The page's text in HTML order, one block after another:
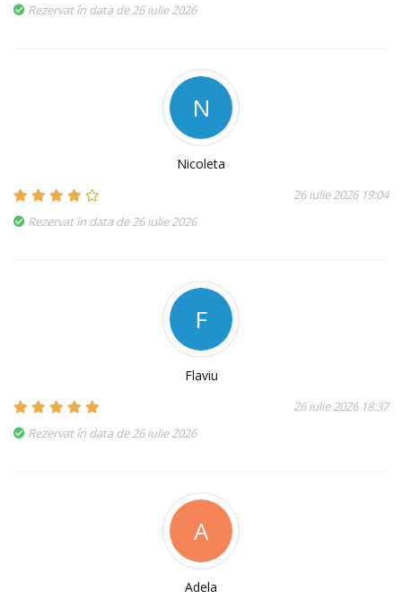
Rezervat în data de 26 iulie 2026
N
Nicoleta
26 iulie 2026 19:04
Rezervat în data de 26 iulie 2026
F
Flaviu
26 iulie 2026 18:37
Rezervat în data de 26 iulie 2026
A
Adela